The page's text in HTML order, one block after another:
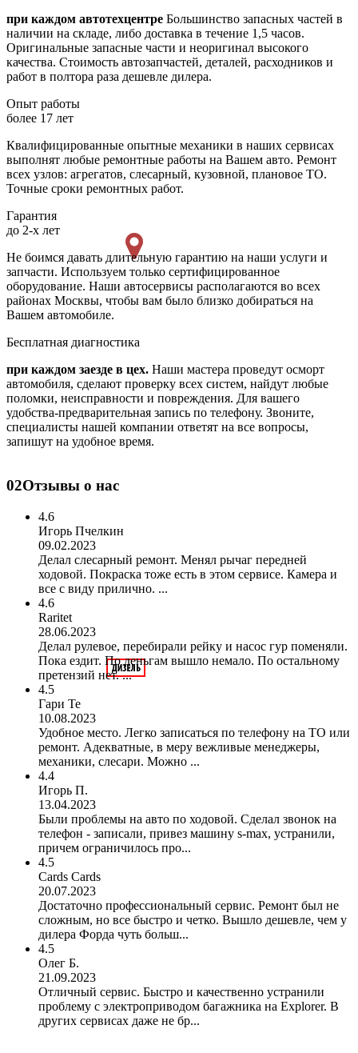
при каждом автотехцентре Большинство запасных частей в
наличии на складе, либо доставка в течение 1,5 часов.
Оригинальные запасные части и неоригинал высокого
качества. Стоимость автозапчастей, деталей, расходников и
работ в полтора раза дешевле дилера.
Опыт работы
более 17 лет
Квалифицированные опытные механики в наших сервисах
выполнят любые ремонтные работы на Вашем авто. Ремонт
всех узлов: агрегатов, слесарный, кузовной, плановое ТО.
Точные сроки ремонтных работ.
Гарантия
до 2-х лет
Не боимся давать длительную гарантию на наши услуги и
запчасти. Используем только сертифицированное
оборудование. Наши автосервисы располагаются во всех
районах Москвы, чтобы вам было близко добираться на
Вашем автомобиле.
Бесплатная диагностика
при каждом заезде в цех. Наши мастера проведут осморт
автомобиля, сделают проверку всех систем, найдут любые
поломки, неисправности и повреждения. Для вашего
удобства-предварительная запись по телефону. Звоните,
специалисты нашей компании ответят на все вопросы,
запишут на удобное время.
02Отзывы о нас
4.6
Игорь Пчелкин
09.02.2023
Делал слесарный ремонт. Менял рычаг передней
ходовой. Покраска тоже есть в этом сервисе. Камера и
все с виду прилично. ...
4.6
Raritet
28.06.2023
Делал рулевое, перебирали рейку и насос гур поменяли.
Пока ездит. По деньгам вышло немало. По остальному
претензий нет. ...
4.5
Гари Те
10.08.2023
Удобное место. Легко записаться по телефону на ТО или
ремонт. Адекватные, в меру вежливые менеджеры,
механики, слесари. Можно ...
4.4
Игорь П.
13.04.2023
Были проблемы на авто по ходовой. Сделал звонок на
телефон - записали, привез машину s-max, устранили,
причем ограничилось про...
4.5
Cards Cards
20.07.2023
Достаточно профессиональный сервис. Ремонт был не
сложным, но все быстро и четко. Вышло дешевле, чем у
дилера Форда чуть больш...
4.5
Олег Б.
21.09.2023
Отличный сервис. Быстро и качественно устранили
проблему с электроприводом багажника на Explorer. В
других сервисах даже не бр...